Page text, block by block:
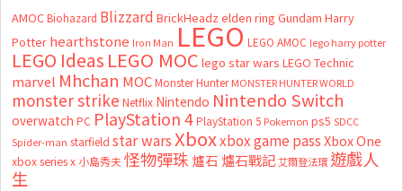
AMOC Biohazard Blizzard BrickHeadz elden ring Gundam Harry
Potter hearthstone Iron Man LEGO LEGO AMOC lego harry potter
LEGO Ideas LEGO MOC lego star wars LEGO Technic
marvel Mhchan MOC Monster Hunter MONSTER HUNTER WORLD
monster strike Netflix Nintendo Nintendo Switch
overwatch PC PlayStation 4 PlayStation 5 Pokemon ps5 SDCC
Spider-man starfield star wars Xboxxbox game passXbox One
xbox series x 小島秀夫怪物彈珠 爐石 爐石戰記艾爾登法環 遊戲人
生